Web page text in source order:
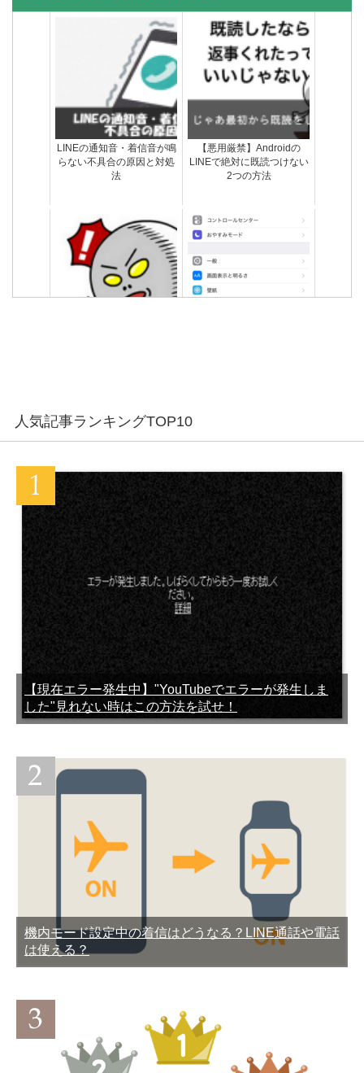
LINEのunknownって誰？ど
ういう意味？誰か特定でき
LINE IDを設定する時に参考
になる斬新な決め方パター
ン集
通知設定ONなのに…LINE
の通知がこない不具合の原
因と対処法まとめ
AndroidとauでLINEのアッ
プデートできない時の原因
LINEのメッセージ送信や動
きが遅い時の原因と対処法
LINEのうざいスタンプを集
機種変更でバックアップ保
存したLINEトーク履歴を復
元する方法
LINE ID何にしようかな…迷
ったときに参考になる7つ
の決め方
LINEの通知音・着信音が鳴
らない不具合の原因と対処
法
【悪用厳禁】Androidの
LINEで絶対に既読つけない
2つの方法
LINE IDを設定する時に参考
になる斬新な決め方パター
ン集
【容量を減らせ】LINEアッ
プデートできない時の対処
る？
LINEの乗っ取り被害を受け
ないようするための対処・
LINEトーク履歴を画像もス
人気記事ランキングTOP10
【現在エラー発生中】"YouTubeでエラーが発生しま
した"見れない時はこの方法を試せ！
機内モード設定中の着信はどうなる？LINE通話や電話
は使える？